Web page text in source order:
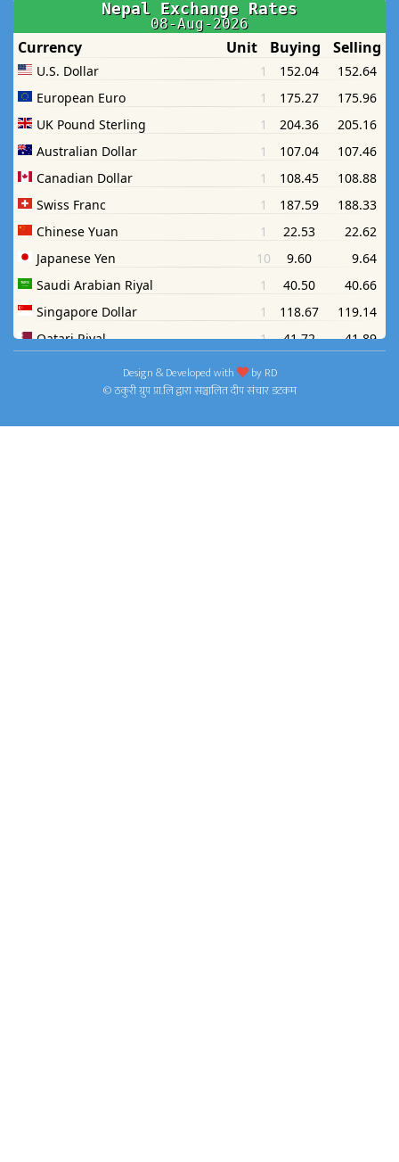
Design & Developed with byRD
© ठकुरी ग्रुप प्रा.लि द्वारा सञ्चालित दीप संचार डटकम